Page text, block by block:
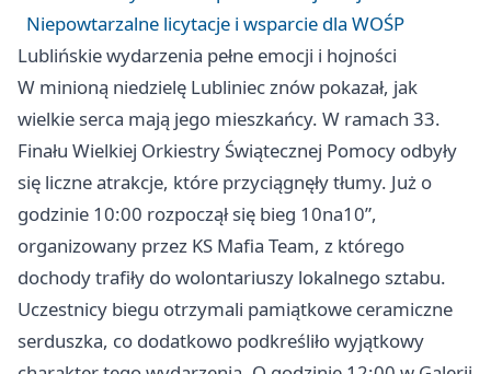
Niepowtarzalne licytacje i wsparcie dla WOŚP
Lublińskie wydarzenia pełne emocji i hojności
W minioną niedzielę Lubliniecznów pokazał, jak
wielkie serca mają jego mieszkańcy. W ramach 33.
Finału Wielkiej Orkiestry Świątecznej Pomocy odbyły
się liczne atrakcje, które przyciągnęły tłumy. Już o
godzinie 10:00 rozpoczął się bieg 10na10”,
organizowany przez KS Mafia Team, z którego
dochody trafiły do wolontariuszy lokalnego sztabu.
Uczestnicy biegu otrzymali pamiątkowe ceramiczne
serduszka, co dodatkowo podkreśliło wyjątkowy